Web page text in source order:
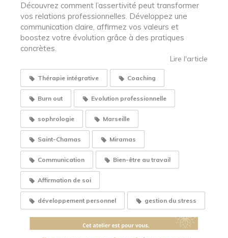
Découvrez comment l’assertivité peut transformer
vos relations professionnelles. Développez une
communication claire, affirmez vos valeurs et
boostez votre évolution grâce à des pratiques
concrètes.
Lire l'article
Thérapie intégrative Coaching
Burn out Evolution professionnelle
sophrologie Marseille
Saint-Chamas Miramas
Communication Bien-être au travail
Affirmation de soi
développement personnel gestion du stress